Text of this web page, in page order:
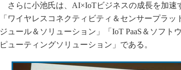
光伝送技術を知る
“異端児エンジニア”が仕掛け
改革、執念の180日
イノベーションは日本を救うの
さらに小池氏は、AI×IoTビジネスの成長を加速
「ワイヤレスコネクティビティ＆センサープラ
ジュール＆ソリューション」「IoT PaaS＆ソフト
ピューティングソリューション」である。